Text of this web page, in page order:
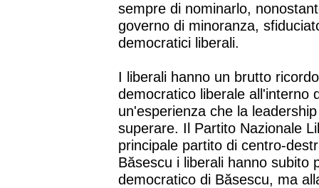
sempre di nominarlo,
governo di minoranza,
democratici liberali.
I liberali hanno un brutto
democratico liberale all'interno
un'esperienza che la
superare. Il Partito Nazionale
principale partito di centro-
Băsescu i liberali hanno subito
democratico di Băsescu, ma